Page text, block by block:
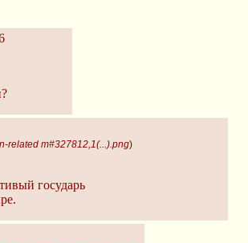
related m#327812,1(...).png)
государь